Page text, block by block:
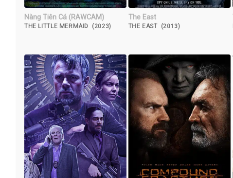
Nàng Tiên Cá (RAWCAM)
THE LITTLE MERMAID (2023)
The East
THE EAST (2013)